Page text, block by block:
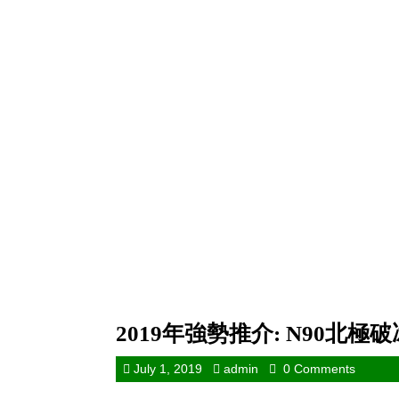
2019年強勢推介: N90北極破
July 1, 2019 admin 0 Comments